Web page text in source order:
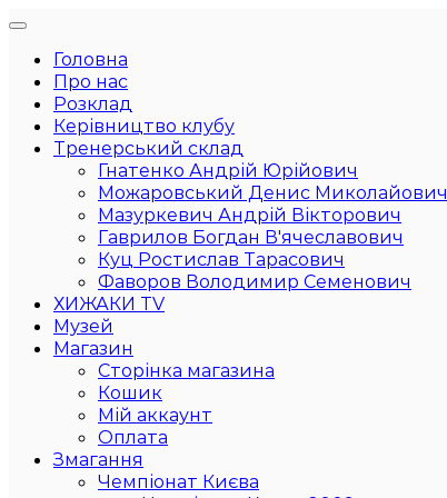
Головна
Про нас
Розклад
Керівництво клубу
Тренерський склад
Гнатенко Андрій Юрійович
Можаровський Денис Миколайович
Мазуркевич Андрій Вікторович
Гаврилов Богдан В'ячеславович
Куц Ростислав Тарасович
Фаворов Володимир Семенович
ХИЖАКИ TV
Музей
Магазин
Сторінка магазина
Кошик
Мій аккаунт
Оплата
Змагання
Чемпіонат Києва